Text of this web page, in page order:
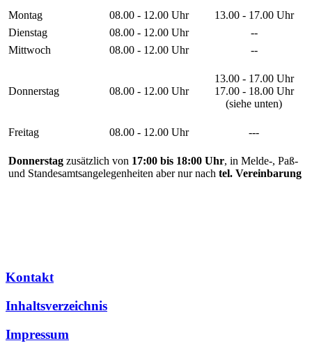
Montag 08.00 - 12.00 Uhr
13.00 - 17.00 Uhr
Dienstag
08.00 - 12.00 Uhr
--
Mittwoch
08.00 - 12.00 Uhr --
Donnerstag 08.00 - 12.00 Uhr
13.00 - 17.00 Uhr
17.00 - 18.00 Uhr
(siehe unten)
Freitag 08.00 - 12.00 Uhr ---
Donnerstag zusätzlich von 17:00 bis 18:00 Uhr, in Melde-, Paß-
und Standesamtsangelegenheiten aber nur nach tel. Vereinbarung
Kontakt
Inhaltsverzeichnis
Impressum